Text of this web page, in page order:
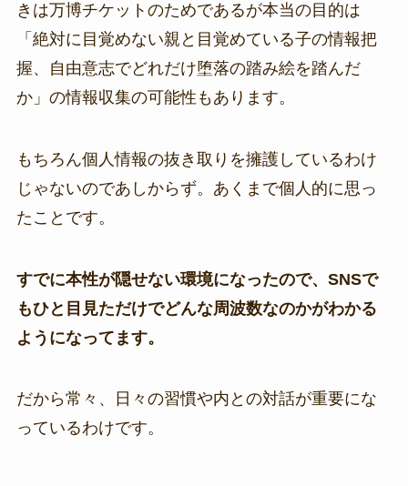
きは万博チケットのためであるが本当の目的は
「絶対に目覚めない親と目覚めている子の情報把
握、自由意志でどれだけ堕落の踏み絵を踏んだ
か」の情報収集の可能性もあります。
もちろん個人情報の抜き取りを擁護しているわけ
じゃないのであしからず。あくまで個人的に思っ
たことです。
すでに本性が隠せない環境になったので、SNSで
もひと目見ただけでどんな周波数なのかがわかる
ようになってます。
だから常々、日々の習慣や内との対話が重要にな
っているわけです。